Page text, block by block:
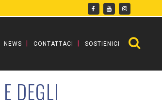
NEWS CONTATTACI SOSTIENICI
DEGLI